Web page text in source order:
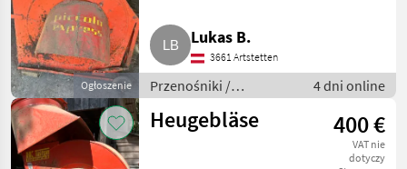
Ogłoszenie
Lukas B.
3661 Artstetten
Przenośniki /
Przenośniki dmuchawe
4 dni online
Heugebläse 400 €
VAT nie
dotyczy